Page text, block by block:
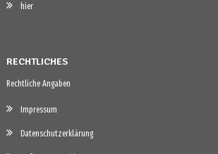
hier
RECHTLICHES
Rechtliche Angaben
Impressum
Datenschutzerklärung